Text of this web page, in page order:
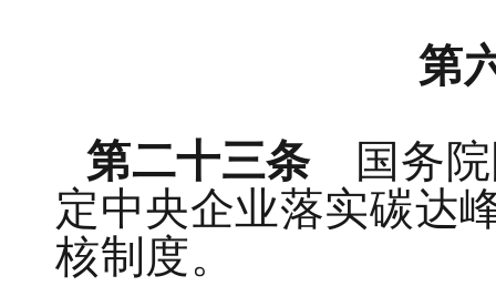
第
第二十三条国务院
定中央企业落实碳达
核制度。